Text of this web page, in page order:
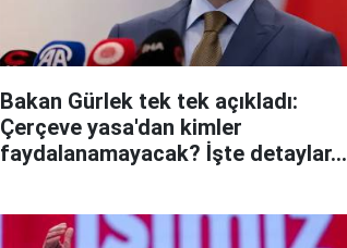
Bakan Gürlek tek tek açıkladı:
Çerçeve yasa'dan kimler
faydalanamayacak? İşte detaylar...